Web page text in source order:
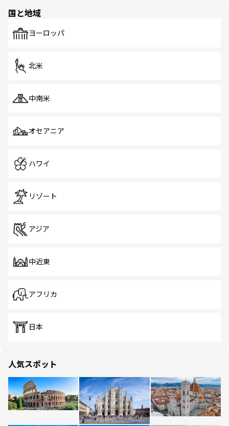
で、ホーカーズは地元の風情を楽しめる外せないスポット
国と地域
ヨーロッパ
北米
中南米
オセアニア
ハワイ
リゾート
アジア
中近東
アフリカ
日本
人気スポット